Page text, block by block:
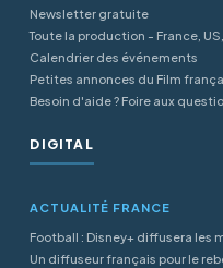
Newsletter gratuite
Toute la production - France,
Calendrier des événements
Petites annonces du Film
Besoin d'aide ? Foire aux
DIGITAL
ACTUALITÉ FRANCE
Football : Disney+ diffusera les
Un diffuseur français pour le